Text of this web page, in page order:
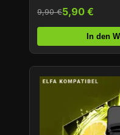
9,90 €5,90 €
In den